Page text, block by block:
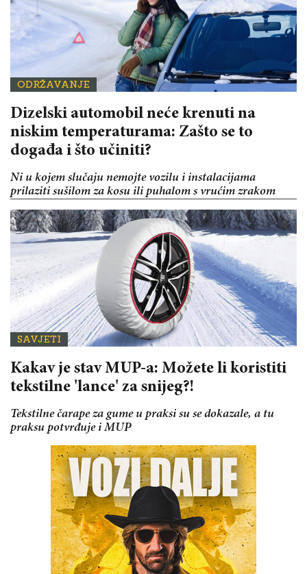
ODRŽAVANJE
Dizelski automobil neće krenuti na
niskim temperaturama: Zašto se to
događa i što učiniti?
Ni u kojem slučaju nemojte vozilu i instalacijama
prilaziti sušilom za kosu ili puhalom s vrućim zrakom
SAVJETI
Kakav je stav MUP-a: Možete li koristiti
tekstilne 'lance' za snijeg?!
Tekstilne čarape za gume u praksi su se dokazale, a tu
praksu potvrđuje i MUP